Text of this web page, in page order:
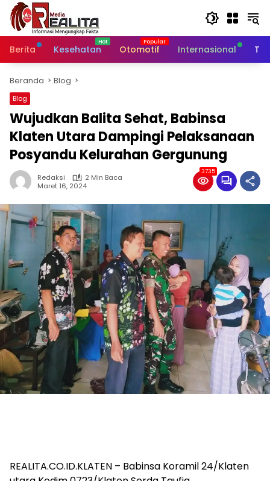
Langsung
konten
Berita
Kesehatan Otomotif Internasional
Beranda Blog
Blog
Wujudkan Balita Sehat, Babinsa
Klaten Utara Dampingi Pelaksanaan
Posyandu Kelurahan Gergunung
Redaksi
2 Min Baca
Maret 16, 2024
3735
REALITA.CO.ID.KLATEN – Babinsa Koramil 24/Klaten